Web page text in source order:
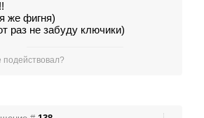
же фигня)
раз не забуду ключики)
подействовал?